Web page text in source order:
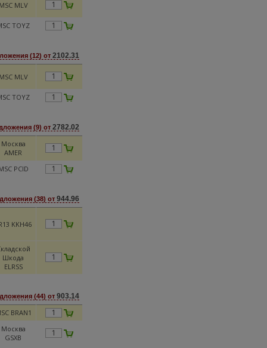
MSC MLV
TOYZ
(12) от 2102.31
MSC MLV
TOYZ
(9) от 2782.02
Москва
AMER
PCID
(38) от 944.96
KKH46
Шкода
ELRSS
(44) от 903.14
BRAN1
Москва
GSXB